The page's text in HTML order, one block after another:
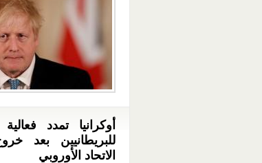
أوكرانيا تمدد
للبريطانيين بعد
الاتحاد الأوروبي